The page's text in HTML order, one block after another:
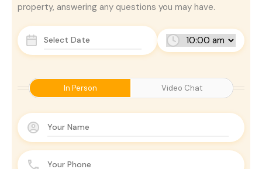
In Person Video Chat
property, answering any questions you may have.